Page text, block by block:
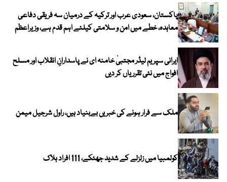
پاکستان، سعودی عرب اور ترکیہ کے درمیان سہ فریقی دفاعی
معاہدہ، خطے میں امن و سلامتی کیلئے اہم قدم ہے، وزیراعظم
ایرانی سپریم لیڈر مجتبیٰ خامنہ ای نے پاسدارانِ انقلاب اور مسلح
افواج میں نئی تقرریاں کر دیں
ملک سے فرار ہونے کی خبریں بےبنیاد ہیں، راول شرجیل میمن
کولمبیا میں زلزلے کے شدید جھٹکے، 111 افراد ہلاک